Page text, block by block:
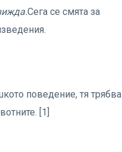
Сега се смята за
поведение, тя трябва
[1]